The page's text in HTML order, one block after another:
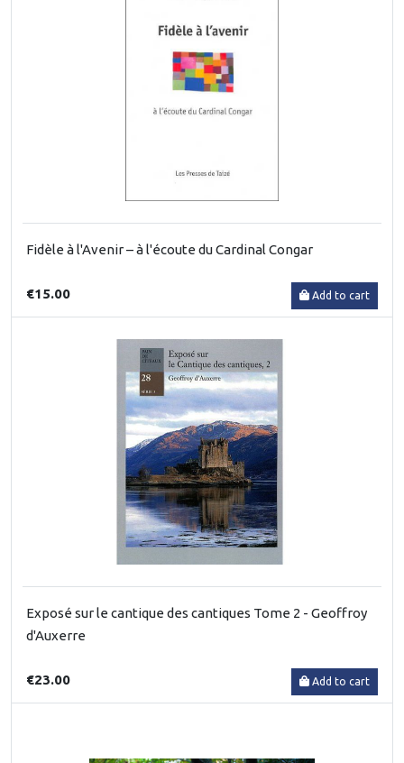
Fidèle à l'Avenir – à l'écoute du Cardinal Congar
€15.00 Add to cart
Exposé sur le cantique des cantiques Tome 2 - Geoffroy
d'Auxerre
€23.00 Add to cart